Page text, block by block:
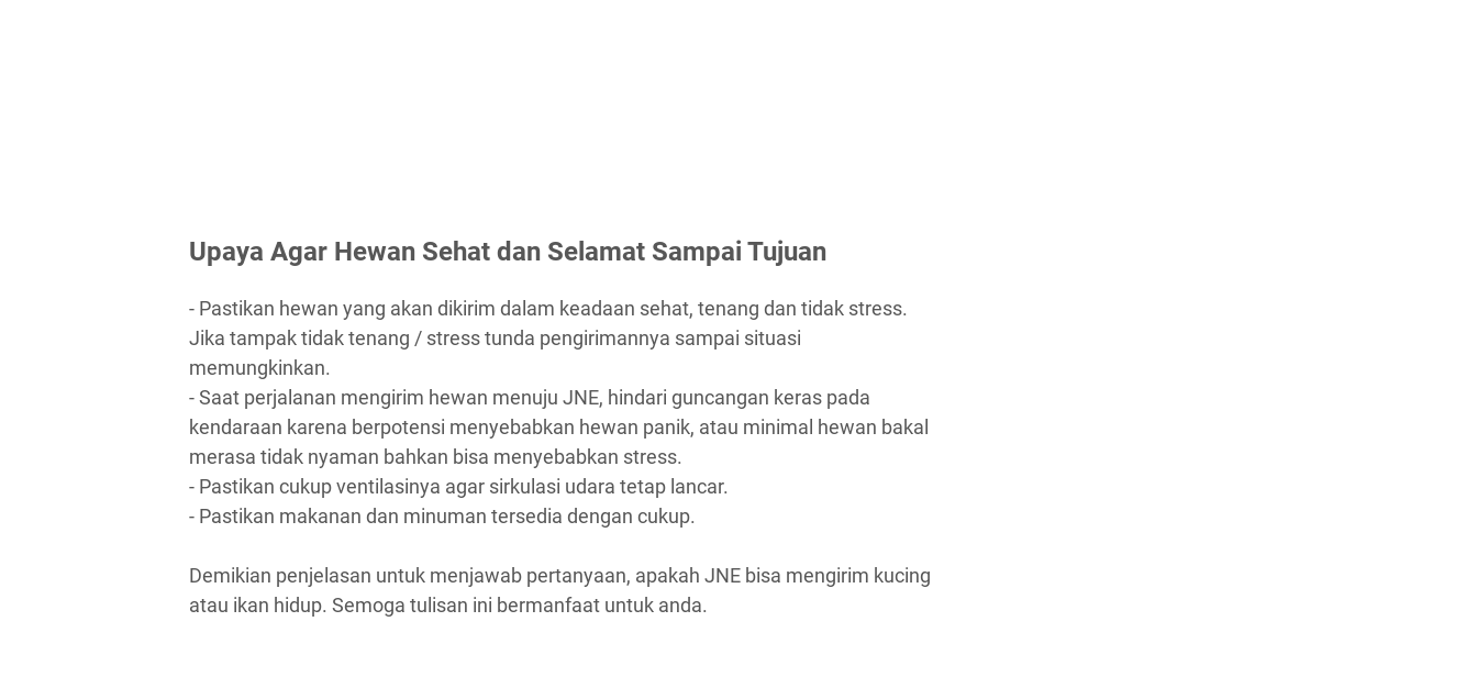
Upaya Agar Hewan Sehat dan Selamat Sampai Tujuan
- Pastikan hewan yang akan dikirim dalam keadaan sehat, tenang dan tidak stress.
Jika tampak tidak tenang / stress tunda pengirimannya sampai situasi
memungkinkan.
- Saat perjalanan mengirim hewan menuju JNE, hindari guncangan keras pada
kendaraan karena berpotensi menyebabkan hewan panik, atau minimal hewan bakal
merasa tidak nyaman bahkan bisa menyebabkan stress.
- Pastikan cukup ventilasinya agar sirkulasi udara tetap lancar.
- Pastikan makanan dan minuman tersedia dengan cukup.
Demikian penjelasan untuk menjawab pertanyaan, apakah JNE bisa mengirim kucing
atau ikan hidup. Semoga tulisan ini bermanfaat untuk anda.